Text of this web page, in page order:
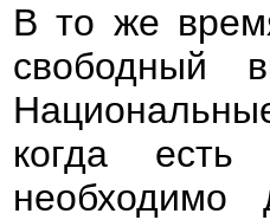
В то же
свободный
когда есть
необходимо